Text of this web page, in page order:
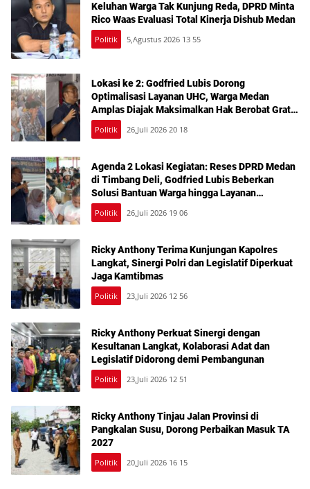
Keluhan Warga Tak Kunjung Reda, DPRD Minta
Rico Waas Evaluasi Total Kinerja Dishub Medan
Politik 5,Agustus 2026 13 55
Lokasi ke 2: Godfried Lubis Dorong
Optimalisasi Layanan UHC, Warga Medan
Amplas Diajak Maksimalkan Hak Berobat Gratis
Bermodal KTP
Politik 26,Juli 2026 20 18
Agenda 2 Lokasi Kegiatan: Reses DPRD Medan
di Timbang Deli, Godfried Lubis Beberkan
Solusi Bantuan Warga hingga Layanan
Kesehatan Gratis
Politik 26,Juli 2026 19 06
Ricky Anthony Terima Kunjungan Kapolres
Langkat, Sinergi Polri dan Legislatif Diperkuat
Jaga Kamtibmas
Politik 23,Juli 2026 12 56
Ricky Anthony Perkuat Sinergi dengan
Kesultanan Langkat, Kolaborasi Adat dan
Legislatif Didorong demi Pembangunan
Politik 23,Juli 2026 12 51
Ricky Anthony Tinjau Jalan Provinsi di
Pangkalan Susu, Dorong Perbaikan Masuk TA
2027
Politik 20,Juli 2026 16 15